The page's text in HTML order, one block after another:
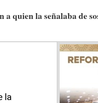
quien la señalaba de
la